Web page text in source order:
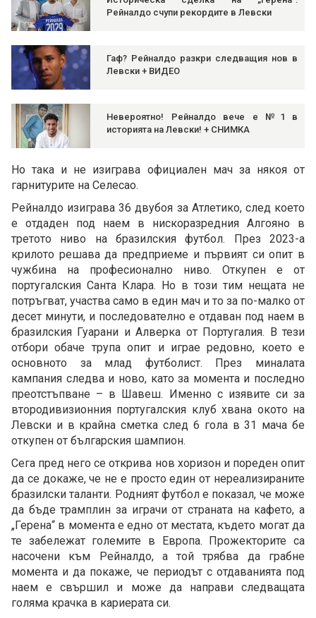
Рейналдо счупи рекордите в Левски
Гаф? Рейналдо разкри следващия нов в
Левски + ВИДЕО
Невероятно! Рейналдо вече е №1 в
историята на Левски! + СНИМКА
Но така и не изиграва официален мач за някоя от
гарнитурите на Селесао.
Рейналдо изиграва 36 двубоя за Атлетико, след което
е отдаден под наем в нискоразредния Алгояно в
третото ниво на бразилския футбол. През 2023-а
крилото решава да предприеме и първият си опит в
чужбина на професионално ниво. Откупен е от
португалския Санта Клара. Но в този тим нещата не
потръгват, участва само в един мач и то за по-малко от
десет минути, и последователно е отдаван под наем в
бразилския Гуарани и Алверка от Португалия. В тези
отбори обаче трупа опит и играе редовно, което е
основното за млад футболист. През миналата
кампания следва и ново, като за момента и последно
преотстъпване – в Шавеш. Именно с изявите си за
втородивизионния португалския клуб хвана окото на
Левски и в крайна сметка след 6 гола в 31 мача бе
откупен от българския шампион.
Сега пред него се открива нов хоризон и пореден опит
да се докаже, че не е просто един от нереализираните
бразилски таланти. Родният футбол е показал, че може
да бъде трамплин за играчи от страната на кафето, а
„Герена“ в момента е едно от местата, където могат да
те забележат големите в Европа. Прожекторите са
насочени към Рейналдо, а той трябва да грабне
момента и да покаже, че периодът с отдаванията под
наем е свършил и може да направи следващата
голяма крачка в кариерата си.